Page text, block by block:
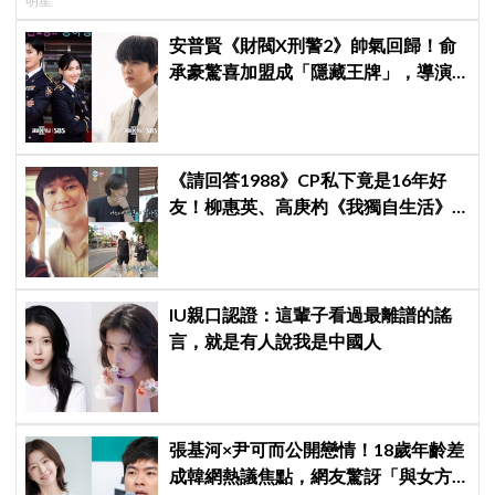
安普賢《財閥X刑警2》帥氣回歸！俞
承豪驚喜加盟成「隱藏王牌」，導演
《請回答1988》CP私下竟是16年好
友！柳惠英、高庚杓《我獨自生活》
IU親口認證：這輩子看過最離譜的謠
言，就是有人說我是中國人
張基河×尹可而公開戀情！18歲年齡差
成韓網熱議焦點，網友驚訝「與女方